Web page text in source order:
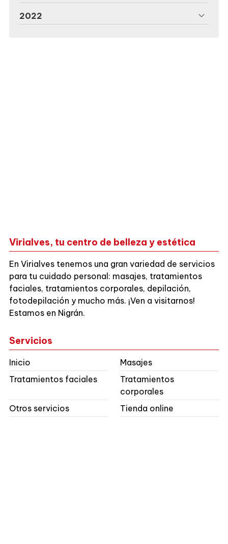
2022
Virialves, tu centro de belleza y estética
En Virialves tenemos una gran variedad de servicios
para tu cuidado personal: masajes, tratamientos
faciales, tratamientos corporales, depilación,
fotodepilación y mucho más. ¡Ven a visitarnos!
Estamos en Nigrán.
Servicios
Inicio
Masajes
Tratamientos faciales
Tratamientos
corporales
Otros servicios
Tienda online